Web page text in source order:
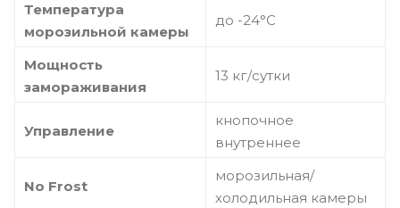
Температура
морозильной камеры
до -24°C
Мощность
замораживания
13 кг/сутки
Управление
кнопочное
внутреннее
No Frost
морозильная/
холодильная камеры